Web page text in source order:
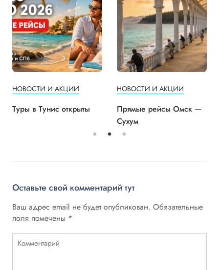
НОВОСТИ И АКЦИИ
Туры в Тунис открыты
НОВОСТИ И АКЦИИ
Прямые рейсы Омск —
Сухум
Оставьте свой комментарий тут
Ваш адрес email не будет опубликован. Обязательные
поля помечены *